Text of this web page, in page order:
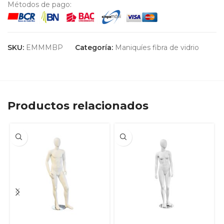
Métodos de pago:
SKU: EMMMBP Categoría: Maniquíes fibra de vidrio
Productos relacionados